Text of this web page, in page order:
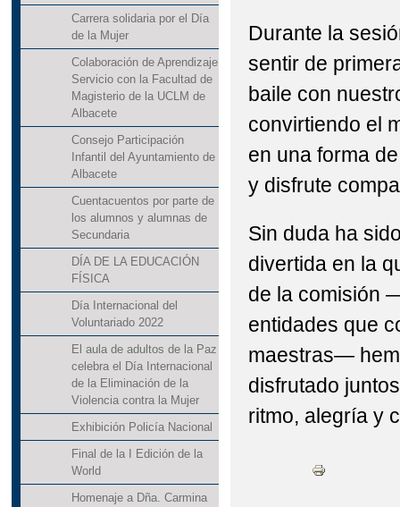
Carrera solidaria por el Día
de la Mujer
Colaboración de Aprendizaje
Servicio con la Facultad de
Magisterio de la UCLM de
Albacete
Consejo Participación
Infantil del Ayuntamiento de
Albacete
Cuentacuentos por parte de
los alumnos y alumnas de
Secundaria
DÍA DE LA EDUCACIÓN
FÍSICA
Día Internacional del
Voluntariado 2022
El aula de adultos de la Paz
celebra el Día Internacional
de la Eliminación de la
Violencia contra la Mujer
Exhibición Policía Nacional
Final de la I Edición de la
World
Homenaje a Dña. Carmina
Durante la
sentir de
baile con
convirtiendo el
en una forma
y disfrute
Sin duda ha
divertida en la
de la comisión
entidades que
maestras—
disfrutado
ritmo, alegría y